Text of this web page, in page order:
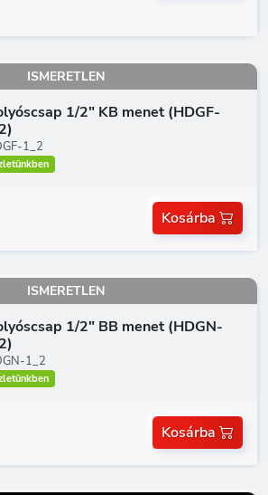
ISMERETLEN
1/2" KB menet (HDGF-
1_2
Kosárba
ISMERETLEN
1/2" BB menet (HDGN-
1_2
Kosárba